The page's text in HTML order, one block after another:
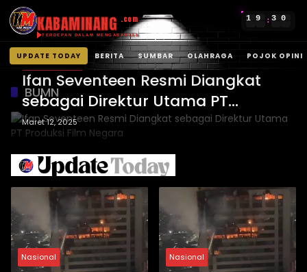
KABAMINANG .com
TERDEPAN DALAM MENGABARKAN
1 9 : 3 0
UPDATE TODAY BERITA SUMBAR OLAHRAGA POJOK OPINI
Langsung
konten
BUMN
UPDATE TODAY
Ifan Seventeen Resmi Diangkat
sebagai Direktur Utama PT
Produksi Film Negara
Maret 12, 2025
Nasional Nasional